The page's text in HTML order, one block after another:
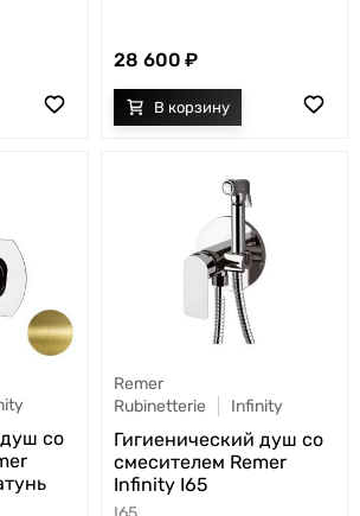
28 600
со
Remer
Rubinetterie
Infinity
Гигиенический душ со
смесителем Remer
Infinity I65